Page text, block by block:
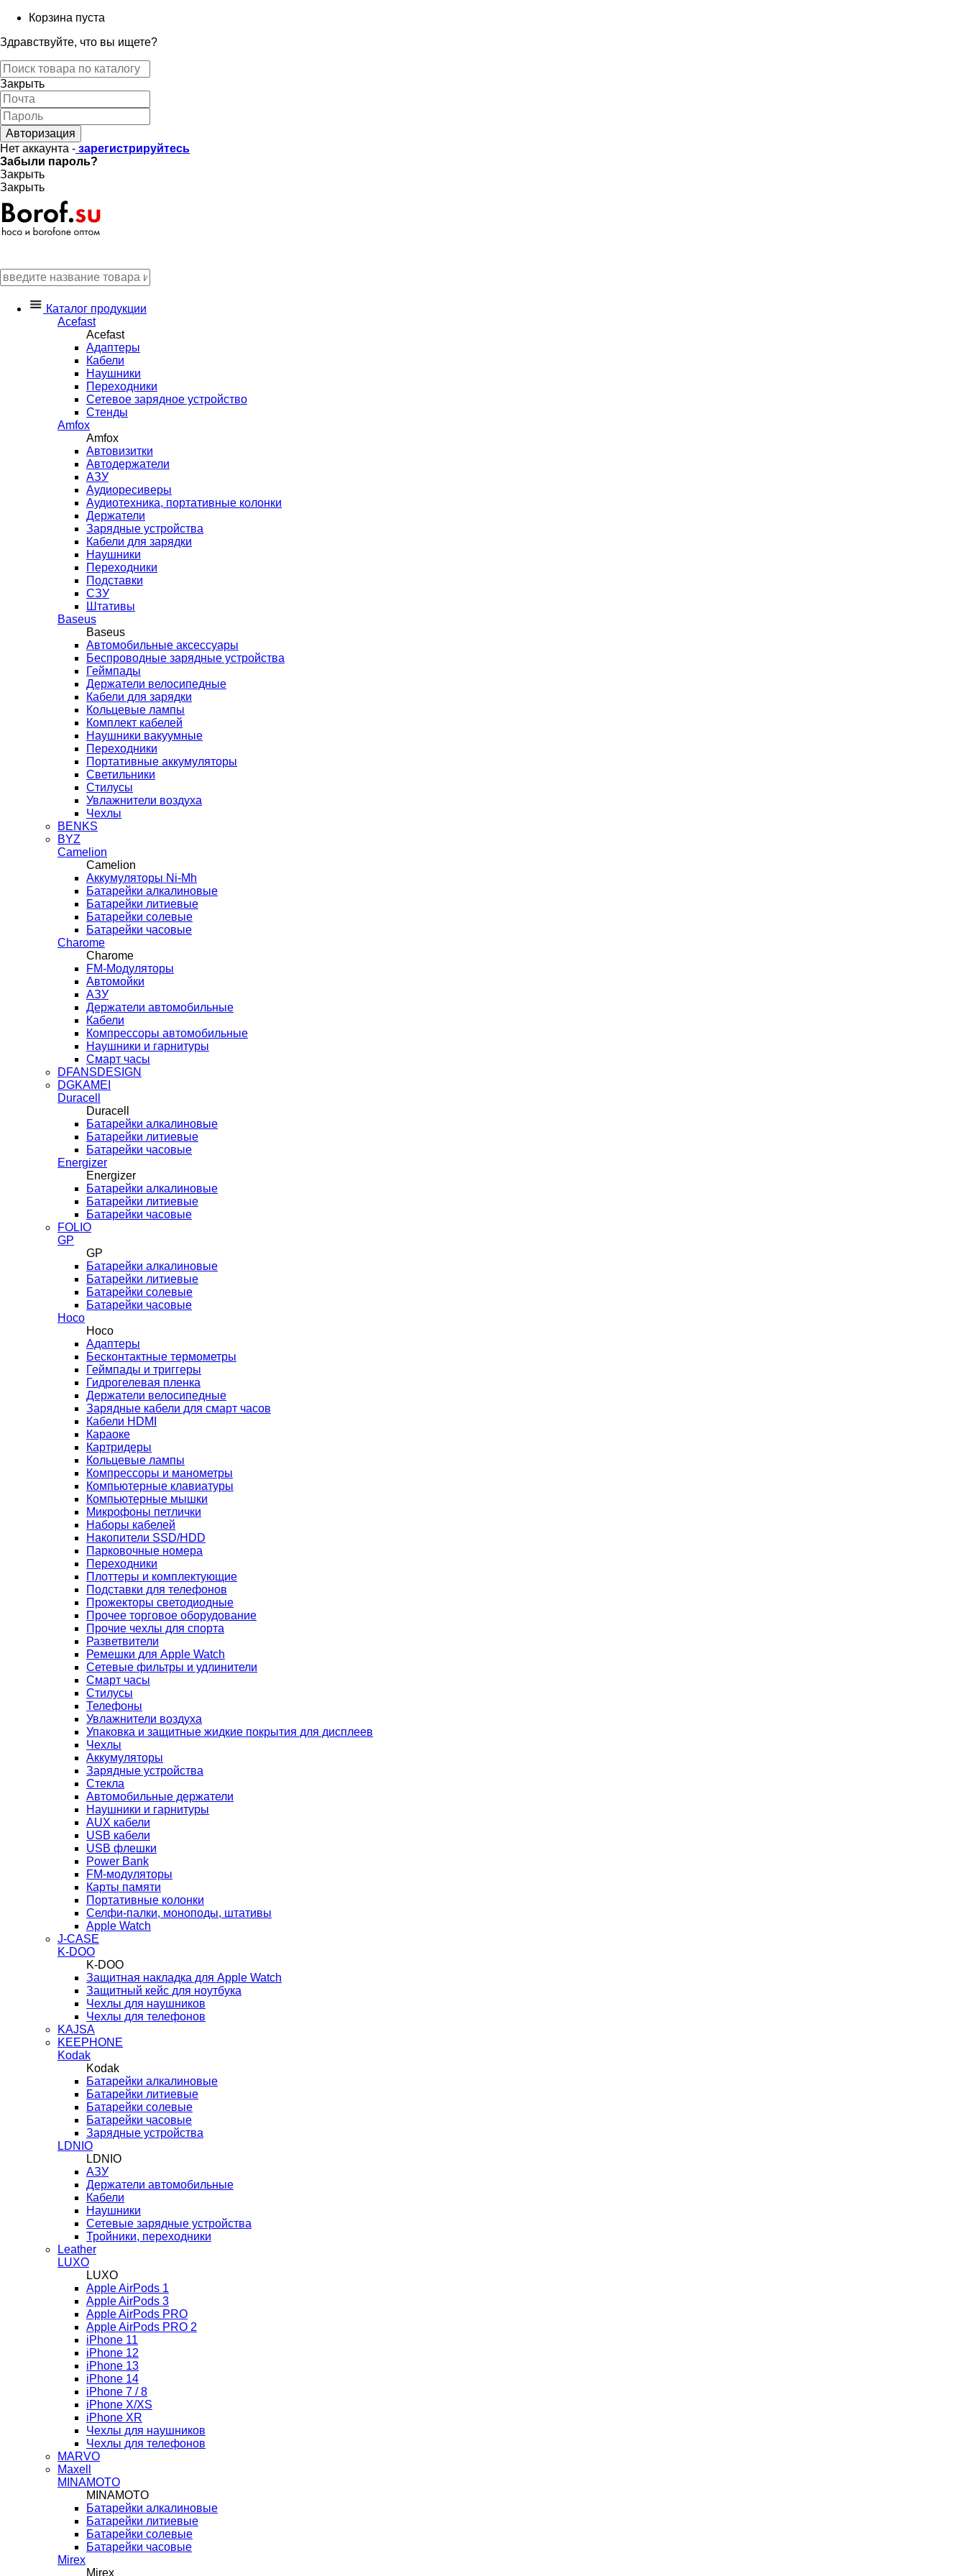
Корзина пуста
Здравствуйте, что вы ищете?
Закрыть
Авторизация
Нет аккаунта - зарегистрируйтесь
Забыли пароль?
Закрыть
Закрыть
Каталог продукции
Acefast
Acefast
Адаптеры
Кабели
Наушники
Переходники
Сетевое зарядное устройство
Стенды
Amfox
Amfox
Автовизитки
Автодержатели
АЗУ
Аудиоресиверы
Аудиотехника, портативные колонки
Держатели
Зарядные устройства
Кабели для зарядки
Наушники
Переходники
Подставки
СЗУ
Штативы
Baseus
Baseus
Автомобильные аксессуары
Беспроводные зарядные устройства
Геймпады
Держатели велосипедные
Кабели для зарядки
Кольцевые лампы
Комплект кабелей
Наушники вакуумные
Переходники
Портативные аккумуляторы
Светильники
Стилусы
Увлажнители воздуха
Чехлы
BENKS
BYZ
Camelion
Camelion
Аккумуляторы Ni-Mh
Батарейки алкалиновые
Батарейки литиевые
Батарейки солевые
Батарейки часовые
Charome
Charome
FM-Модуляторы
Автомойки
АЗУ
Держатели автомобильные
Кабели
Компрессоры автомобильные
Наушники и гарнитуры
Смарт часы
DFANSDESIGN
DGKAMEI
Duracell
Duracell
Батарейки алкалиновые
Батарейки литиевые
Батарейки часовые
Energizer
Energizer
Батарейки алкалиновые
Батарейки литиевые
Батарейки часовые
FOLIO
GP
GP
Батарейки алкалиновые
Батарейки литиевые
Батарейки солевые
Батарейки часовые
Hoco
Hoco
Адаптеры
Бесконтактные термометры
Геймпады и триггеры
Гидрогелевая пленка
Держатели велосипедные
Зарядные кабели для смарт часов
Кабели HDMI
Караоке
Картридеры
Кольцевые лампы
Компрессоры и манометры
Компьютерные клавиатуры
Компьютерные мышки
Микрофоны петлички
Наборы кабелей
Накопители SSD/HDD
Парковочные номера
Переходники
Плоттеры и комплектующие
Подставки для телефонов
Прожекторы светодиодные
Прочее торговое оборудование
Прочие чехлы для спорта
Разветвители
Ремешки для Apple Watch
Сетевые фильтры и удлинители
Смарт часы
Стилусы
Телефоны
Увлажнители воздуха
Упаковка и защитные жидкие покрытия для дисплеев
Чехлы
Аккумуляторы
Зарядные устройства
Стекла
Автомобильные держатели
Наушники и гарнитуры
AUX кабели
USB кабели
USB флешки
Power Bank
FM-модуляторы
Карты памяти
Портативные колонки
Селфи-палки, моноподы, штативы
Apple Watch
J-CASE
K-DOO
K-DOO
Защитная накладка для Apple Watch
Защитный кейс для ноутбука
Чехлы для наушников
Чехлы для телефонов
KAJSA
KEEPHONE
Kodak
Kodak
Батарейки алкалиновые
Батарейки литиевые
Батарейки солевые
Батарейки часовые
Зарядные устройства
LDNIO
LDNIO
АЗУ
Держатели автомобильные
Кабели
Наушники
Сетевые зарядные устройства
Тройники, переходники
Leather
LUXO
LUXO
Apple AirPods 1
Apple AirPods 3
Apple AirPods PRO
Apple AirPods PRO 2
iPhone 11
iPhone 12
iPhone 13
iPhone 14
iPhone 7 / 8
iPhone X/XS
iPhone XR
Чехлы для наушников
Чехлы для телефонов
MARVO
Maxell
MINAMOTO
MINAMOTO
Батарейки алкалиновые
Батарейки литиевые
Батарейки солевые
Батарейки часовые
Mirex
Mirex